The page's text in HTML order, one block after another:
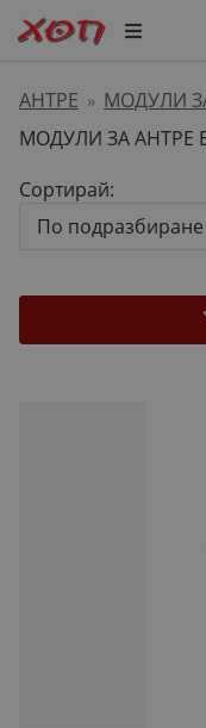
АНТРЕ » МОДУЛИ
МОДУЛИ ЗА АНТРЕ
Сортирай:
По подразбиране